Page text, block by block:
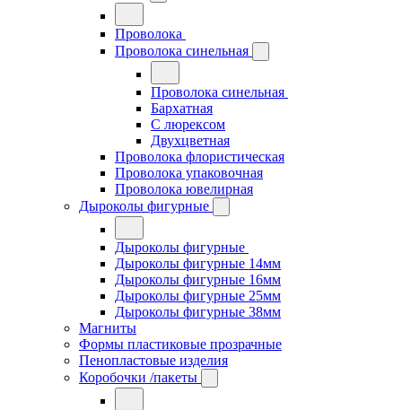
Проволока
Проволока синельная
Проволока синельная
Бархатная
С люрексом
Двухцветная
Проволока флористическая
Проволока упаковочная
Проволока ювелирная
Дыроколы фигурные
Дыроколы фигурные
Дыроколы фигурные 14мм
Дыроколы фигурные 16мм
Дыроколы фигурные 25мм
Дыроколы фигурные 38мм
Магниты
Формы пластиковые прозрачные
Пенопластовые изделия
Коробочки /пакеты